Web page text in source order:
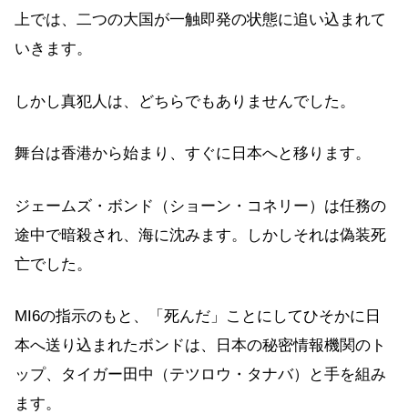
上では、二つの大国が一触即発の状態に追い込まれて
いきます。
しかし真犯人は、どちらでもありませんでした。
舞台は香港から始まり、すぐに日本へと移ります。
ジェームズ・ボンド（ショーン・コネリー）は任務の
途中で暗殺され、海に沈みます。しかしそれは偽装死
亡でした。
MI6の指示のもと、「死んだ」ことにしてひそかに日
本へ送り込まれたボンドは、日本の秘密情報機関のト
ップ、タイガー田中（テツロウ・タナバ）と手を組み
ます。